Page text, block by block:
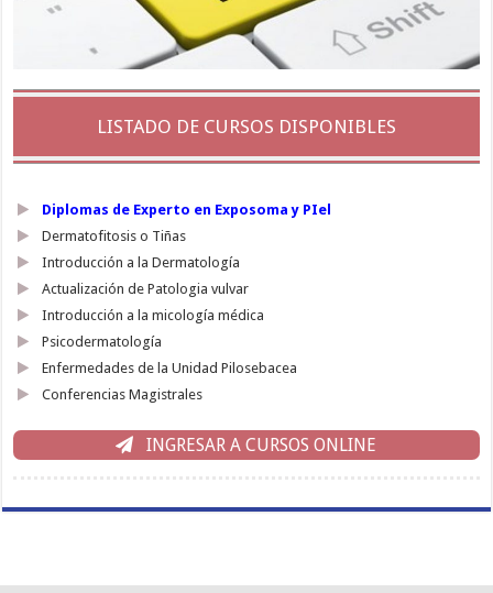
LISTADO DE CURSOS DISPONIBLES
Diplomas de Experto en Exposoma y PIel
Dermatofitosis o Tiñas
Introducción a la Dermatología
Actualización de Patologia vulvar
Introducción a la micología médica
Psicodermatología
Enfermedades de la Unidad Pilosebacea
Conferencias Magistrales
INGRESAR A CURSOS ONLINE